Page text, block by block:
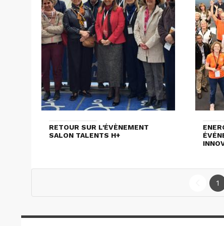
RETOUR SUR L'ÉVÈNEMENT
SALON TALENTS H+
1